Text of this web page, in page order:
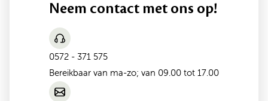
Neem contact met ons op!
0572 - 371 575
Bereikbaar van ma-zo; van 09.00 tot 17.00